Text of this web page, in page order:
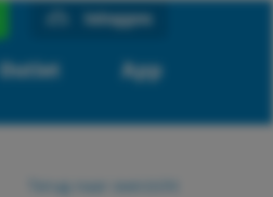
inloggen
Outlet App
Terug naar overzicht